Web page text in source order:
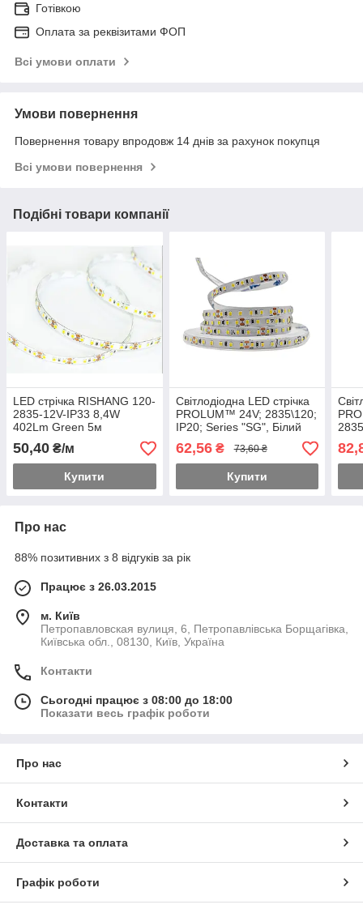
Готівкою
Оплата за реквізитами ФОП
Всі умови оплати
Умови повернення
Повернення товару впродовж 14 днів за рахунок покупця
Всі умови повернення
Подібні товари компанії
LED стрічка RISHANG 120-
2835-12V-IP33 8,4W
402Lm Green 5м
(R08C0TA-C-G)
50,40 ₴/м
Купити
Світлодіодна LED стрічка
PROLUM™ 24V; 2835\120;
IP20; Series "SG", Білий
(5500-6000К)
62,56₴ 73,60 ₴
Купити
Про нас
88% позитивних з 8 відгуків за рік
Працює з 26.03.2015
м. Київ
Петропавловская вулиця, 6, Петропавлівська Борщагівка,
Київська обл., 08130, Київ, Україна
Контакти
Сьогодні працює з 08:00 до 18:00
Показати весь графік роботи
Про нас
Контакти
Доставка та оплата
Графік роботи